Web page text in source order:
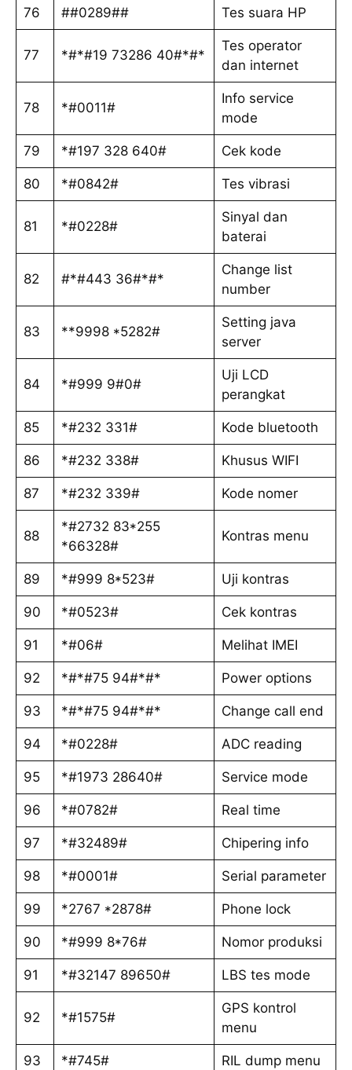
76 ##0289## Tes suara HP
77 *#*#19 73286 40#*#*
Tes operator
dan internet
78 *#0011#
Info service
mode
79 *#197 328 640# Cek kode
80 *#0842# Tes vibrasi
81 *#0228#
Sinyal dan
baterai
82 #*#443 36#*#*
Change list
number
83 **9998 *5282#
Setting java
server
84 *#999 9#0#
Uji LCD
perangkat
85 *#232 331# Kode bluetooth
86 *#232 338# Khusus WIFI
87 *#232 339# Kode nomer
88
*#2732 83*255
*66328#
Kontras menu
89 *#999 8*523# Uji kontras
90 *#0523# Cek kontras
91 *#06# Melihat IMEI
92 *#*#75 94#*#* Power options
93 *#*#75 94#*#* Change call end
94 *#0228# ADC reading
95 *#1973 28640# Service mode
96 *#0782# Real time
97 *#32489# Chipering info
98 *#0001# Serial parameter
99 *2767 *2878# Phone lock
90 *#999 8*76# Nomor produksi
91 *#32147 89650# LBS tes mode
92 *#1575#
GPS kontrol
menu
93 *#745# RIL dump menu